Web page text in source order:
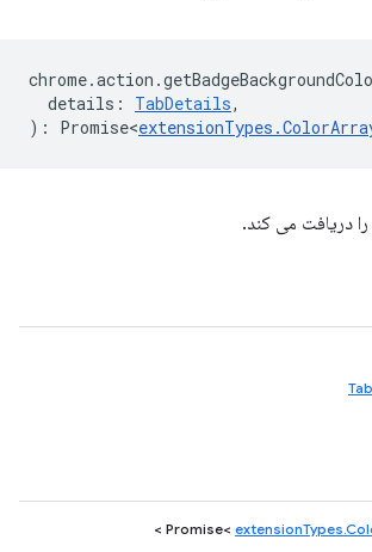
chrome.action .
details : TabDetails,
) : Promise<extensionTypes .
دریافت می کند.
>